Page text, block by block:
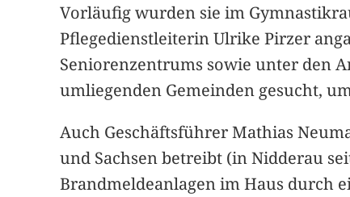
Vorläufig wurden sie im
Pflegedienstleiterin Ulrike Pirzer
Seniorenzentrums sowie unter den
umliegenden Gemeinden gesucht,
Auch Geschäftsführer Mathias
und Sachsen betreibt (in Nidderau
Brandmeldeanlagen im Haus durch